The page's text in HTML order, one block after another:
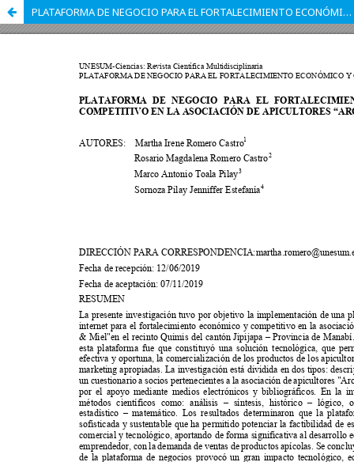
PLATAFORMA DE NEGOCIO PARA EL FORTALECIMIENTO ECONÓMICO Y COMPETITIVO EN LA ASOCIACIÓN DE APICULTORES â€œAROMA&MIELâ€